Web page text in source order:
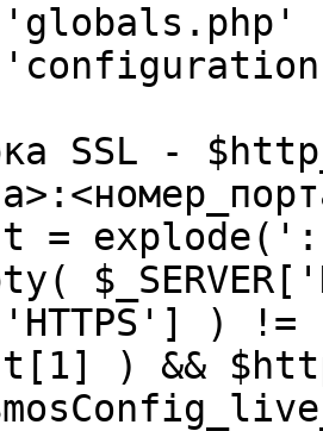
SSL -
= explode(':',
) &&